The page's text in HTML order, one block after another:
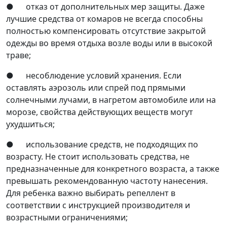
● отказ от дополнительных мер защиты. Даже
лучшие средства от комаров не всегда способны
полностью компенсировать отсутствие закрытой
одежды во время отдыха возле воды или в высокой
траве;
● несоблюдение условий хранения. Если
оставлять аэрозоль или спрей под прямыми
солнечными лучами, в нагретом автомобиле или на
морозе, свойства действующих веществ могут
ухудшиться;
● использование средств, не подходящих по
возрасту. Не стоит использовать средства, не
предназначенные для конкретного возраста, а также
превышать рекомендованную частоту нанесения.
Для ребенка важно выбирать репеллент в
соответствии с инструкцией производителя и
возрастными ограничениями;